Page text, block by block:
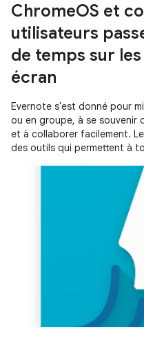
ChromeOS et
utilisateurs
de temps sur
écran
Evernote s'est donné pour
ou en groupe, à se souvenir
et à collaborer facilement.
des outils qui permettent à